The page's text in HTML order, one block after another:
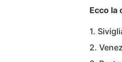
Ecco la
1.
2.